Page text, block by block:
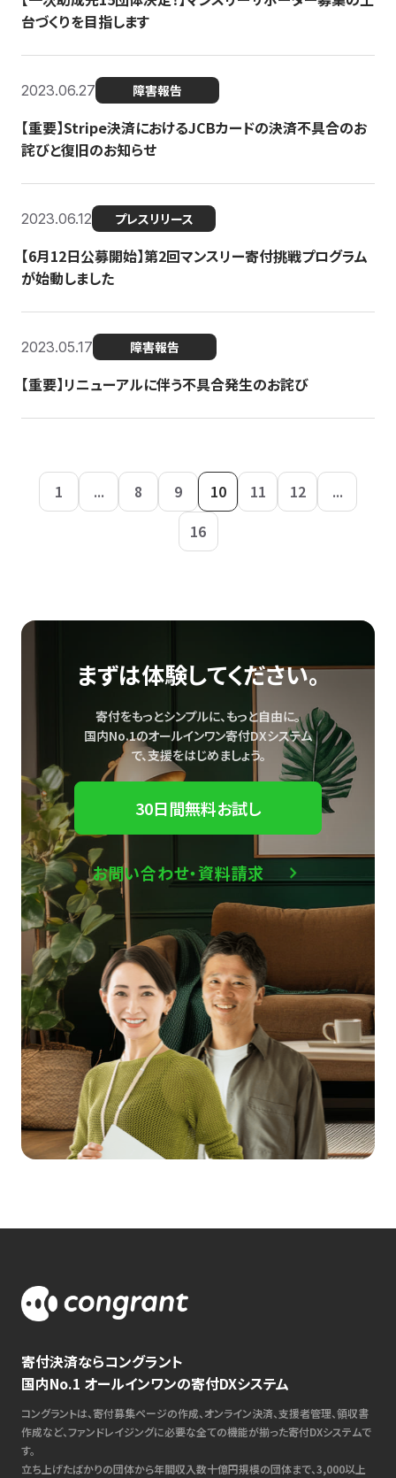
台づくりを目指します
2023.06.27 障害報告
【重要】Stripe決済におけるJCBカードの決済不具合のお
詫びと復旧のお知らせ
2023.06.12 プレスリリース
【6月12日公募開始】第2回マンスリー寄付挑戦プログラム
が始動しました
2023.05.17 障害報告
【重要】リニューアルに伴う不具合発生のお詫び
1 ... 8 9 10 11 12
...
16
まずは体験してください。
寄付をもっとシンプルに、もっと自由に。
国内No.1のオールインワン寄付DXシステム
で、支援をはじめましょう。
30日間無料お試し
お問い合わせ・資料請求
寄付決済ならコングラント
国内No.1 オールインワンの寄付DXシステム
コングラントは、寄付募集ページの作成、オンライン決済、支援者管理、領収書
作成など、ファンドレイジングに必要な全ての機能が揃った寄付DXシステムで
す。
立ち上げたばかりの団体から年間収入数十億円規模の団体まで、3,000以上